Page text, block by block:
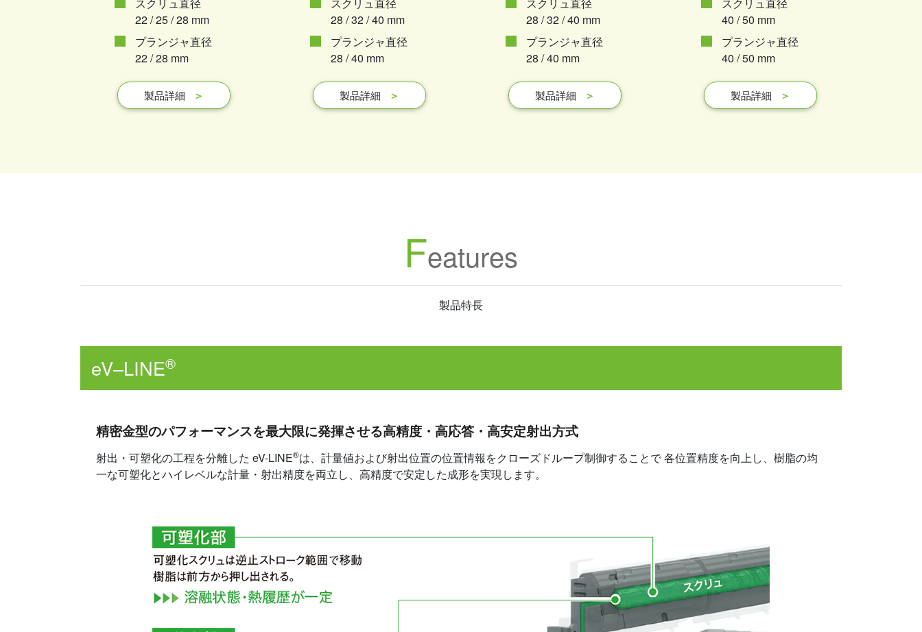
22 / 25 / 28 mm
プランジャ直径
22 / 28 mm
製品詳細 ＞
28 / 32 / 40 mm
プランジャ直径
28 / 40 mm
製品詳細 ＞
28 / 32 / 40 mm
プランジャ直径
28 / 40 mm
製品詳細 ＞
40 / 50 mm
プランジャ直径
40 / 50 mm
製品詳細 ＞
Features
製品特長
eV‒LINE®
精密金型のパフォーマンスを最大限に発揮させる高精度・高応答・高安定射出方式
射出・可塑化の工程を分離した eV-LINE®は、計量値および射出位置の位置情報をクローズドループ制御することで 各位置精度を向上し、樹脂の均
一な可塑化とハイレベルな計量・射出精度を両立し、高精度で安定した成形を実現します。